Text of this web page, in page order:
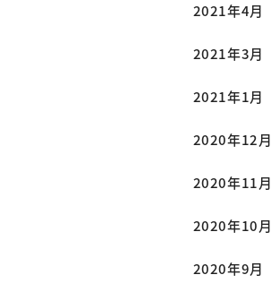
2021年4月
2021年3月
2021年1月
2020年12月
2020年11月
2020年10月
2020年9月